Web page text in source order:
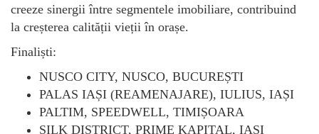
creeze sinergii între segmentele imobiliare, contribuind
la creșterea calității vieții în orașe.
Finaliști:
NUSCO CITY, NUSCO, BUCUREȘTI
PALAS IAȘI (REAMENAJARE), IULIUS, IAȘI
PALTIM, SPEEDWELL, TIMIȘOARA
SILK DISTRICT, PRIME KAPITAL, IAȘI